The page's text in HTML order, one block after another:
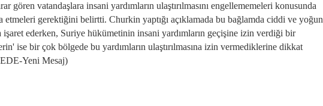
gören vatandaşlara insani yardımların ulaştırılmasını engellememeleri konusunda
etmeleri gerektiğini belirtti. Churkin yaptığı açıklamada bu bağlamda ciddi ve yoğun
işaret ederken, Suriye hükümetinin insani yardımların geçişine izin verdiği bir
ise bir çok bölgede bu yardımların ulaştırılmasına izin vermediklerine dikkat
Yeni Mesaj)